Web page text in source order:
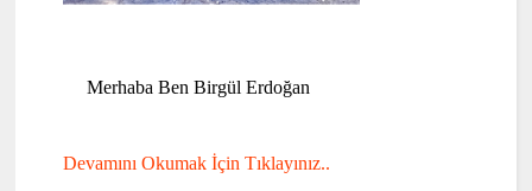
Merhaba Ben Birgül Erdoğan
Devamını Okumak İçin Tıklayınız..